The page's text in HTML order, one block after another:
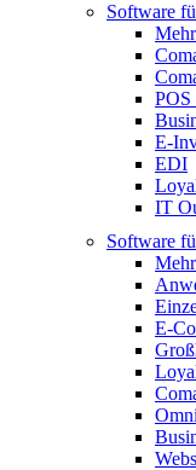
Software
POS
E-
EDI
IT
Software
E-